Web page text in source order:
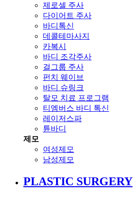
제로셀 주사
다이어트 주사
바디톡신
데콜테마사지
카복시
바디 조각주사
걸그룹 주사
펀치 웨이브
바디 슈링크
탈모 치료 프로그램
티엠버스 바디 톡신
레이저스파
튠바디
제모
여성제모
남성제모
PLASTIC SURGERY